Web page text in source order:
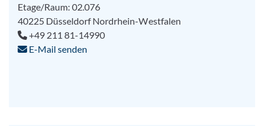
Etage/Raum: 02.076
40225 DüsseldorfNordrhein-Westfalen
+49 211 81-14990
E-Mail senden